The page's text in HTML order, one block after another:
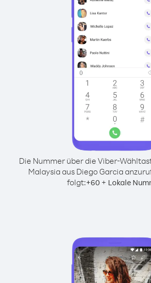
Die Nummer über die Viber-
Malaysia aus Diego Garcia
folgt:+60+ Lokale